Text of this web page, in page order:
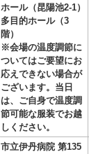
ホール（昆陽池2-1）
多目的ホール（3
階）
※会場の温度調節に
ついてはご要望にお
応えできない場合が
ございます。当日
は、ご自身で温度調
節可能な服装でお越
しください。
市立伊丹病院 第135